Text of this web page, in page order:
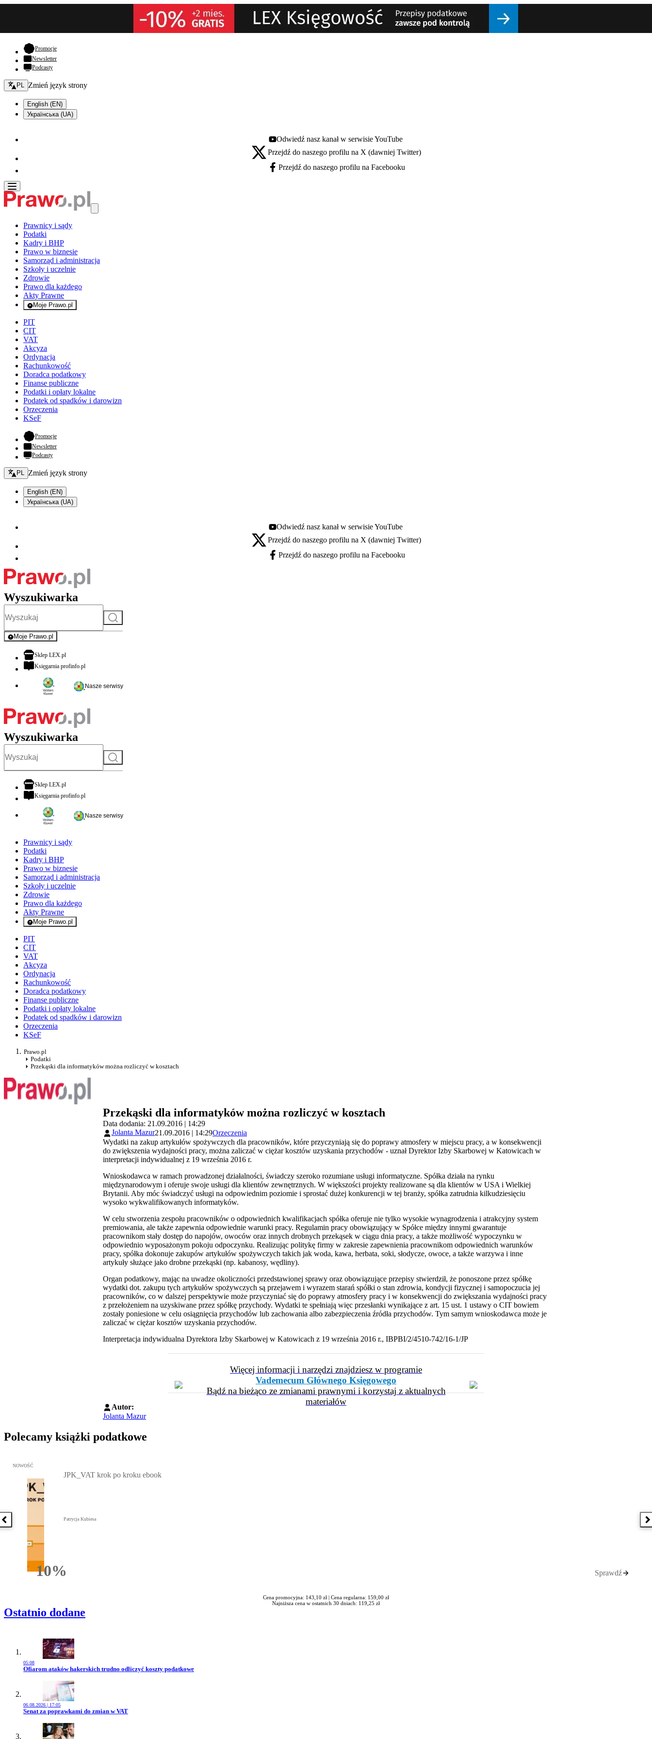
Promocje- otwiera się w nowej karcie
Newsletter
Podcasty
Zmień język - bieżący:
PL Zmień język strony
English (EN)
Українська (UA)
Youtube - otwiera się w nowej karcie
Odwiedź nasz kanał w serwisie YouTube
X - otwiera się w nowej karcie
Przejdź do naszego profilu na X (dawniej Twitter)
Facebook - otwiera się w nowej karcie
Przejdź do naszego profilu na Facebooku
Prawnicy i sądy
Podatki
Kadry i BHP
Prawo w biznesie
Samorząd i administracja
Szkoły i uczelnie
Zdrowie
Prawo dla każdego
Akty Prawne
Moje Prawo.pl
- rejestracja i logowanie do serwisu
PIT
CIT
VAT
Akcyza
Ordynacja
Rachunkowość
Doradca podatkowy
Finanse publiczne
Podatki i opłaty lokalne
Podatek od spadków i darowizn
Orzeczenia
KSeF
Promocje- otwiera się w nowej karcie
Newsletter
Podcasty
Zmień język - bieżący:
PL Zmień język strony
English (EN)
Українська (UA)
Youtube - otwiera się w nowej karcie
Odwiedź nasz kanał w serwisie YouTube
X - otwiera się w nowej karcie
Przejdź do naszego profilu na X (dawniej Twitter)
Facebook - otwiera się w nowej karcie
Przejdź do naszego profilu na Facebooku
Wyszukiwarka
Szukaj
Moje Prawo.pl
- rejestracja i logowanie do serwisu
Sklep LEX.plotwiera się w nowej karcie
Księgarnia profinfo.plotwiera się w nowej karcie
Nasze serwisy
Wyszukiwarka
Szukaj
Sklep LEX.plotwiera się w nowej karcie
Księgarnia profinfo.plotwiera się w nowej karcie
Nasze serwisy
Prawnicy i sądy
Podatki
Kadry i BHP
Prawo w biznesie
Samorząd i administracja
Szkoły i uczelnie
Zdrowie
Prawo dla każdego
Akty Prawne
Moje Prawo.pl
- rejestracja i logowanie do serwisu
PIT
CIT
VAT
Akcyza
Ordynacja
Rachunkowość
Doradca podatkowy
Finanse publiczne
Podatki i opłaty lokalne
Podatek od spadków i darowizn
Orzeczenia
KSeF
Prawo.pl
Podatki
Przekąski dla informatyków można rozliczyć w kosztach
Przekąski dla informatyków można rozliczyć w kosztach
Data dodania: 21.09.2016 | 14:29
Jolanta Mazur21.09.2016 | 14:29Orzeczenia
Wydatki na zakup artykułów spożywczych dla pracowników, które przyczyniają się do poprawy atmosfery w miejscu pracy, a w konsekwencji
do zwiększenia wydajności pracy, można zaliczać w ciężar kosztów uzyskania przychodów - uznał Dyrektor Izby Skarbowej w Katowicach w
interpretacji indywidualnej z 19 września 2016 r.
Wnioskodawca w ramach prowadzonej działalności, świadczy szeroko rozumiane usługi informatyczne. Spółka działa na rynku
międzynarodowym i oferuje swoje usługi dla klientów zewnętrznych. W większości projekty realizowane są dla klientów w USA i Wielkiej
Brytanii. Aby móc świadczyć usługi na odpowiednim poziomie i sprostać dużej konkurencji w tej branży, spółka zatrudnia kilkudziesięciu
wysoko wykwalifikowanych informatyków.
W celu stworzenia zespołu pracowników o odpowiednich kwalifikacjach spółka oferuje nie tylko wysokie wynagrodzenia i atrakcyjny system
premiowania, ale także zapewnia odpowiednie warunki pracy. Regulamin pracy obowiązujący w Spółce między innymi gwarantuje
pracownikom stały dostęp do napojów, owoców oraz innych drobnych przekąsek w ciągu dnia pracy, a także możliwość wypoczynku w
odpowiednio wyposażonym pokoju odpoczynku. Realizując politykę firmy w zakresie zapewnienia pracownikom odpowiednich warunków
pracy, spółka dokonuje zakupów artykułów spożywczych takich jak woda, kawa, herbata, soki, słodycze, owoce, a także warzywa i inne
artykuły służące jako drobne przekąski (np. kabanosy, wędliny).
Organ podatkowy, mając na uwadze okoliczności przedstawionej sprawy oraz obowiązujące przepisy stwierdził, że ponoszone przez spółkę
wydatki dot. zakupu tych artykułów spożywczych są przejawem i wyrazem starań spółki o stan zdrowia, kondycji fizycznej i samopoczucia jej
pracowników, co w dalszej perspektywie może przyczyniać się do poprawy atmosfery pracy i w konsekwencji do zwiększania wydajności pracy
z przełożeniem na uzyskiwane przez spółkę przychody. Wydatki te spełniają więc przesłanki wynikające z art. 15 ust. 1 ustawy o CIT bowiem
zostały poniesione w celu osiągnięcia przychodów lub zachowania albo zabezpieczenia źródła przychodów. Tym samym wnioskodawca może je
zaliczać w ciężar kosztów uzyskania przychodów.
Interpretacja indywidualna Dyrektora Izby Skarbowej w Katowicach z 19 września 2016 r., IBPBI/2/4510-742/16-1/JP
Więcej informacji i narzędzi znajdziesz w programie
Vademecum Głównego Księgowego
Bądź na bieżąco ze zmianami prawnymi i korzystaj z aktualnych
materiałów
Autor:
Jolanta Mazur
Polecamy książki podatkowe
Poprzednia książka
Przejdź do: JPK_VAT krok po kroku ebook, Patrycja Kubiesa - otwiera się w nowym oknie
NOWOŚĆ
10%Rabatu
JPK_VAT krok po kroku ebook
Patrycja Kubiesa
Sprawdź
Cena promocyjna: 143,10 zł | Cena regularna: 159,00 zł
Najniższa cena w ostatnich 30 dniach: 119,25 zł
Ostatnio dodane
05:08
Przejdź do artykułu:
Ofiarom ataków hakerskich trudno odliczyć koszty podatkowe
06.08.2026 | 17:05
Przejdź do artykułu:
Senat za poprawkami do zmian w VAT